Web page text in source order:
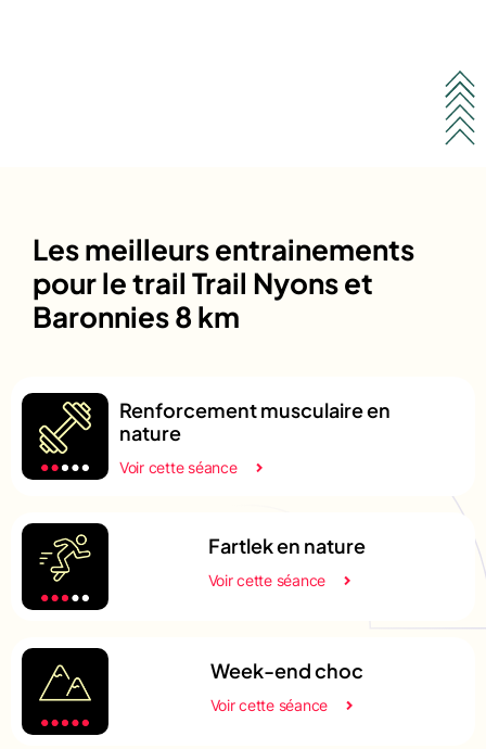
Les meilleurs entrainements
pour le trail Trail Nyons et
Baronnies 8 km
Renforcement musculaire en
nature
Voir cette séance
Fartlek en nature
Voir cette séance
Week-end choc
Voir cette séance